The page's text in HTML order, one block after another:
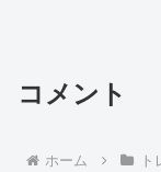
コメント
ホーム